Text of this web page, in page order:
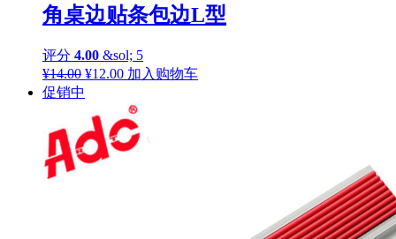
角桌边贴条包边L型
评分 4.00 &sol; 5
¥14.00 原
¥14.00。
¥12.00当
价
格
为：
加入购物车
促销中